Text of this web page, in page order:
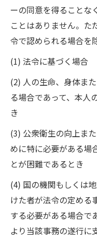
ーの同意を得ることな
ことはありません。た
令で認められる場合を
(1) 法令に基づく場合
(2) 人の生命、身体ま
る場合であって、本人
き
(3) 公衆衛生の向上ま
めに特に必要がある場
とが困難であるとき
(4) 国の機関もしくは
けた者が法令の定める
する必要がある場合で
より当該事務の遂行に